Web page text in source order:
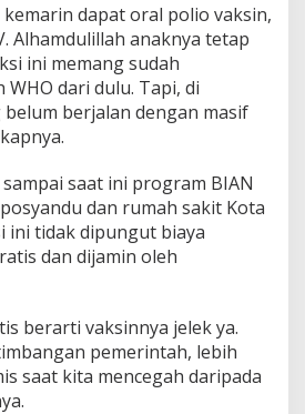
kemarin dapat oral polio vaksin,
Alhamdulillah anaknya tetap
ini memang sudah
dari dulu. Tapi, di
berjalan dengan masif
saat ini program BIAN
dan rumah sakit Kota
ini tidak dipungut biaya
dan dijamin oleh
berarti vaksinnya jelek ya.
pemerintah, lebih
saat kita mencegah daripada